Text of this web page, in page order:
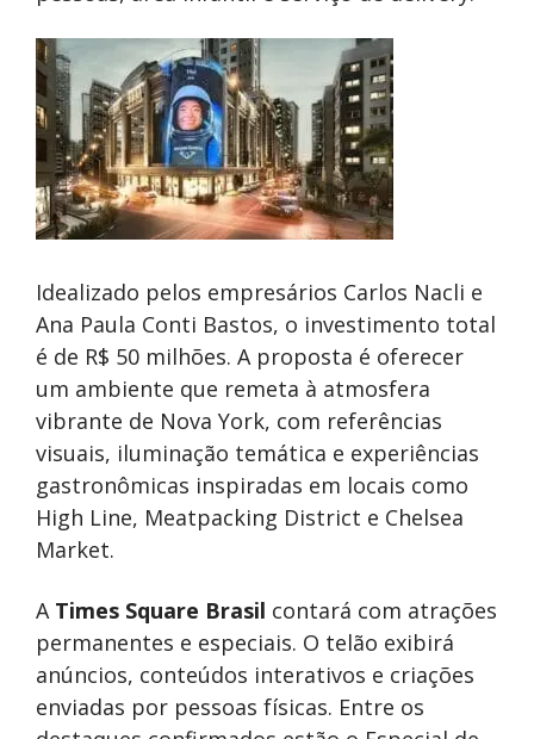
Idealizado pelos empresários Carlos Nacli e
Ana Paula Conti Bastos, o investimento total
é de R$ 50 milhões. A proposta é oferecer
um ambiente que remeta à atmosfera
vibrante de Nova York, com referências
visuais, iluminação temática e experiências
gastronômicas inspiradas em locais como
High Line, Meatpacking District e Chelsea
Market.
A Times Square Brasil contará com atrações
permanentes e especiais. O telão exibirá
anúncios, conteúdos interativos e criações
enviadas por pessoas físicas. Entre os